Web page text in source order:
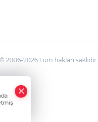
2026 Tüm hakları saklıdır.